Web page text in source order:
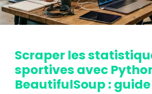
Scraper les
sportives avec
BeautifulSoup :